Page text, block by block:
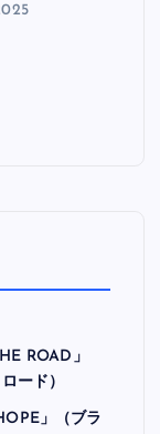
ROAD」
ード）
」（ブラ